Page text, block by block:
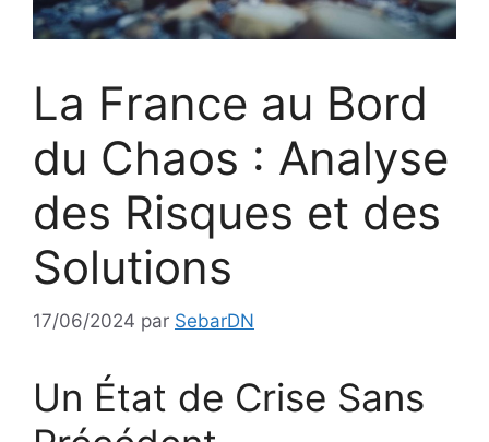
La France au Bord
du Chaos : Analyse
des Risques et des
Solutions
17/06/2024 par SebarDN
Un État de Crise Sans